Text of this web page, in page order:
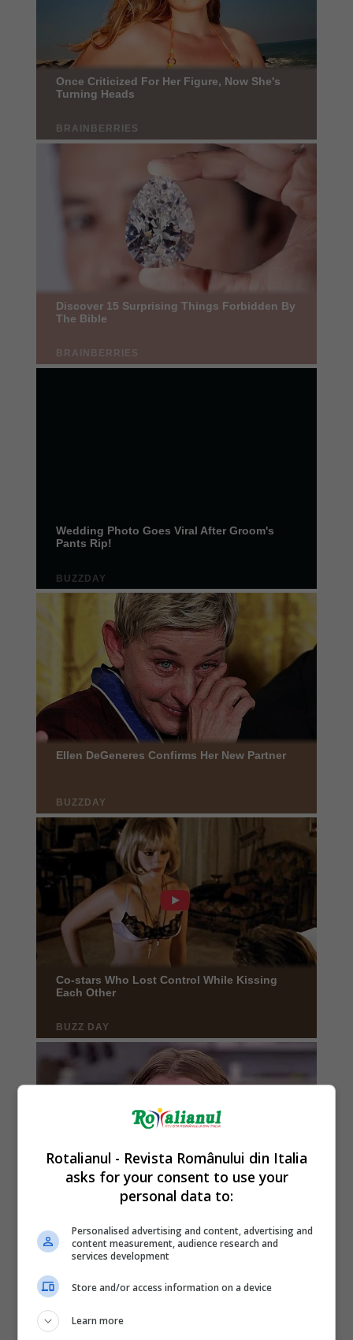
Rotalianul - Revista Românului din Italia
asks for your consent to use your
personal data to:
Personalised advertising and content, advertising and
content measurement, audience research and
services development
Store and/or access information on a device
Learn more